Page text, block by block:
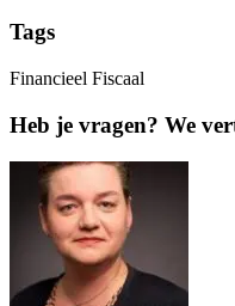
Tags
Financieel Fiscaal
Heb je vragen? We